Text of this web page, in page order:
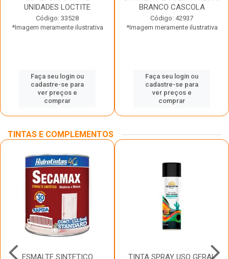
UNIDADES LOCTITE
Código: 33528
*Imagem meramente ilustrativa
Faça seu login ou
cadastre-se para
ver preços e
comprar
BRANCO CASCOLA
Código: 42937
*Imagem meramente ilustrativa
Faça seu login ou
cadastre-se para
ver preços e
comprar
TINTAS E COMPLEMENTOS
ESMALTE SINTETICO TINTA SPRAY USO GERAL